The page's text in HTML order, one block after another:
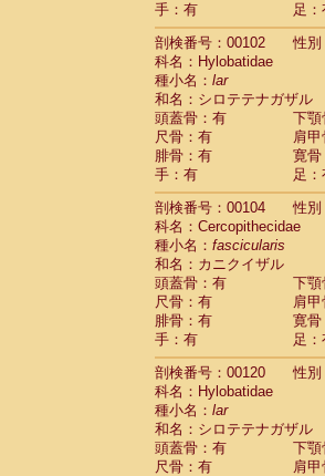
手：有
足：
剖検番号：00102
性別
科名：Hylobatidae
種小名： lar
和名：シロテテナガザル
頭蓋骨：有
下顎
尺骨：有
肩
腓骨：有
寛骨
手：有
足：
剖検番号：00104
性別
科名：Cercopithecidae
種小名： fascicularis
和名：カニクイザル
頭蓋骨：有
下顎
尺骨：有
肩
腓骨：有
寛骨
手：有
足：
剖検番号：00120
性別
科名：Hylobatidae
種小名： lar
和名：シロテテナガザル
頭蓋骨：有
下顎
尺骨：有
肩